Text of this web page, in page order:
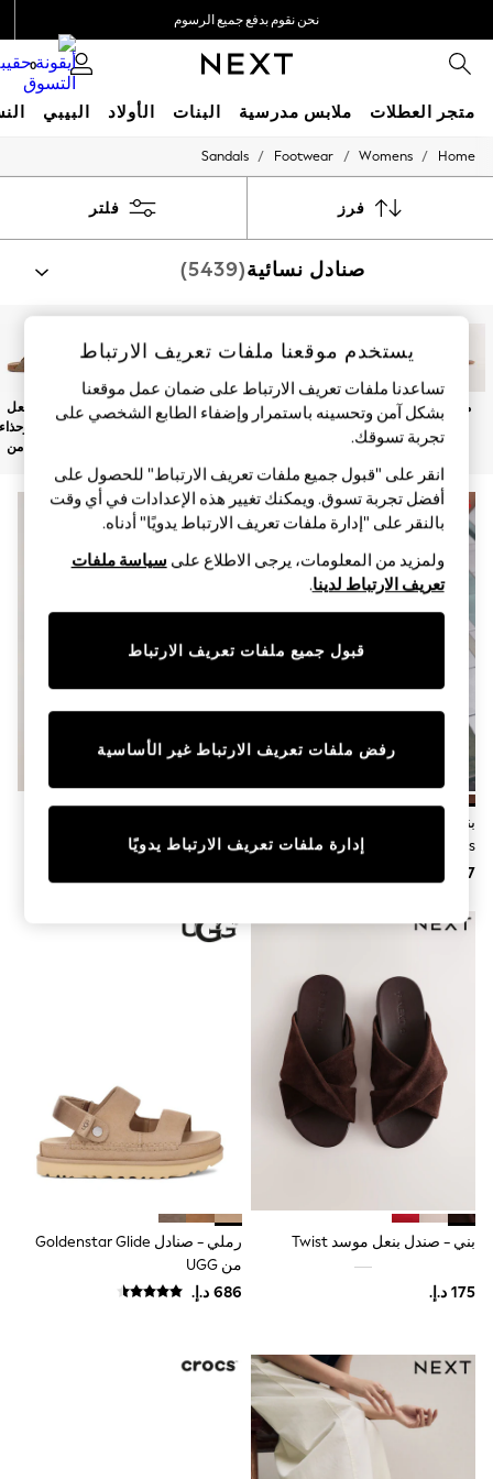
نحن نقوم بدفع جميع الرسوم
0
متجر العطلات ملابس مدرسية البنات الأولاد البيبي
HOLIDAY SHOP
Modest Holiday Outfits
Occasionwear
Girls' Holiday Shop
Sunset Styles
Occasionwear
Sets & Outfits
Linen Collection
Tops & T-Shirts
Sandals & Sliders
Jumpsuits & Playsuits
Shorts & Skirts
Sun Safe
Sun Hats & Caps
Women's Travel Styles
Dresses
Occasionwear
Linen Collection
Cover Ups & Kaftans
Swimwear
Jumpsuits & Playsuits
Beachwear
Skirts
Boys' Travel Styles
Sunset Styles
Occasionwear
Sets & Outfits
Linen Collection
Tops & T-Shirts
Shirts
Polo Shirts
Swimwear
Sun Safe
Rash Vests
Sun Hats & Caps
Sunglasses
Dresses
Sets & Outfits
Rompers
Sandals
Swimwear
Sun Hats & Caps
Home
/
Womens
/
Footwear
/
Sandals
فرز فلتر
صنادل نسائية(5439)
مسطح بكعب عالي
الأحذية بكعب
الشباشب
والشباشب
حذاء بنعل
سميك
مفتوح من
بني - شبشب بتصميم مربع من
Havaianas
منسوج من Forever Comfort®
بني - صندل بنعل موسد Twist
رملي - صنادل Goldenstar Glide
من UGG
يستخدم موقعنا ملفات تعريف الارتباط
تساعدنا ملفات تعريف الارتباط على ضمان عمل موقعنا
بشكل آمن وتحسينه باستمرار وإضفاء الطابع الشخصي على
تجربة تسوقك.‏
انقر على "قبول جميع ملفات تعريف الارتباط" للحصول على
أفضل تجربة تسوق. ويمكنك تغيير هذه الإعدادات في أي وقت
بالنقر على "إدارة ملفات تعريف الارتباط يدويًا" أدناه.
ولمزيد من المعلومات، يرجى الاطلاع على سياسة ملفات
تعريف الارتباط لدينا.
قبول جميع ملفات تعريف الارتباط
رفض ملفات تعريف الارتباط غير الأساسية
إدارة ملفات تعريف الارتباط يدويًا